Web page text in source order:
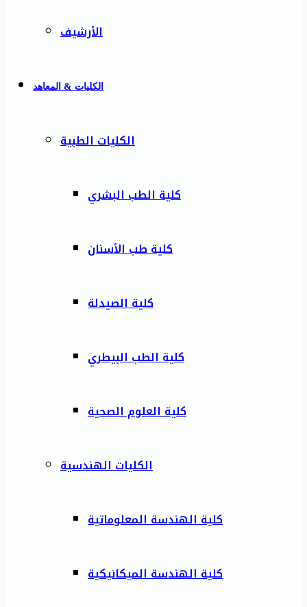
الأرشيف
الكليات & المعاهد
الكليات الطبية
كلية الطب البشري
كلية طب الأسنان
كلية الصيدلة
كلية الطب البيطري
كلية العلوم الصحية
الكليات الهندسية
كلية الهندسة المعلوماتية
كلية الهندسة الميكانيكية